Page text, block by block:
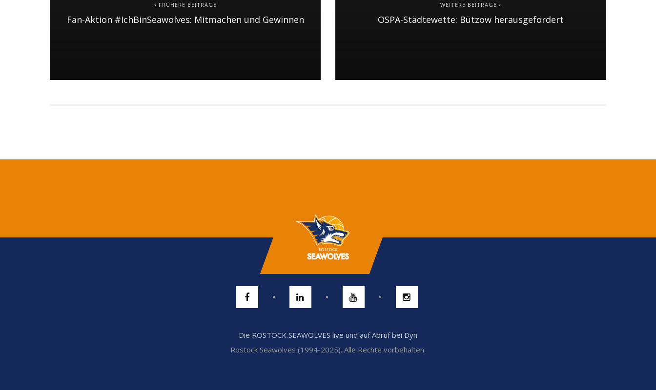
FRÜHERE BEITRÄGE
Fan-Aktion #IchBinSeawolves: Mitmachen und Gewinnen
WEITERE BEITRÄGE
OSPA-Städtewette: Bützow herausgefordert
Die ROSTOCK SEAWOLVES live und auf Abruf bei Dyn
Rostock Seawolves (1994-2025). Alle Rechte vorbehalten.